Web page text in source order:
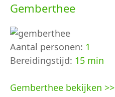
Gemberthee
Aantal personen: 1
Bereidingstijd: 15 min
Gemberthee bekijken >>